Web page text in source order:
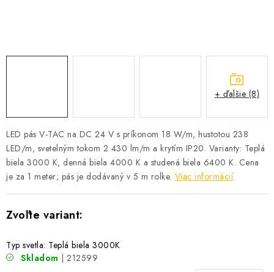
Obchodné podmienky
Podmienky ochrany osobných údajov
O nás - MEGALED & JANTON Zákamenné
Zľavy pre profíkov
Hodnotenie obchodu Moja objednávka
LED pás V-TAC na DC 24 V s príkonom 18 W/m, hustotou 238
LED/m, svetelným tokom 2 430 lm/m a krytím IP20. Varianty: Teplá
biela 3000 K, denná biela 4000 K a studená biela 6400 K. Cena
je za 1 meter; pás je dodávaný v 5 m rolke. Viac informácií
Typ svetla: Teplá biela 3000K
Skladom
| 212599
+ ďalšie (8)